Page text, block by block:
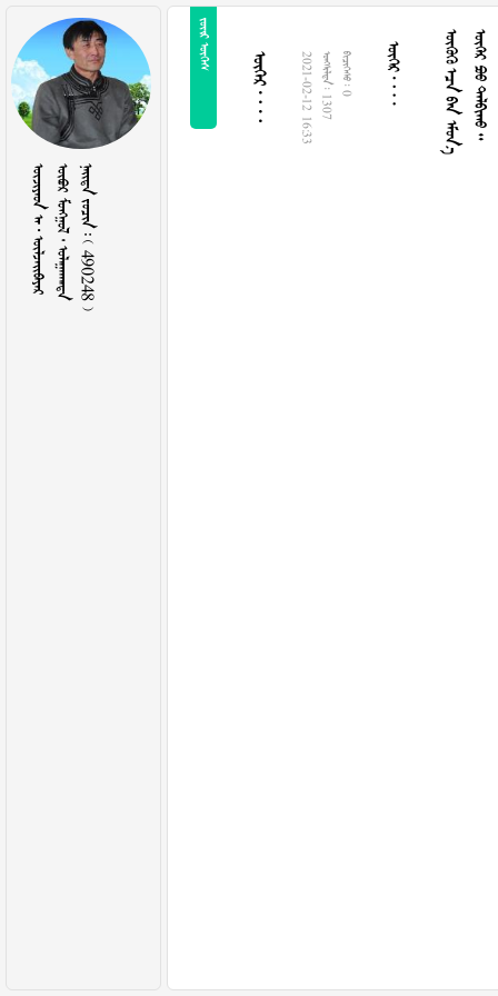
          490248 
 
  2021-02-12 16:33  1307  0         